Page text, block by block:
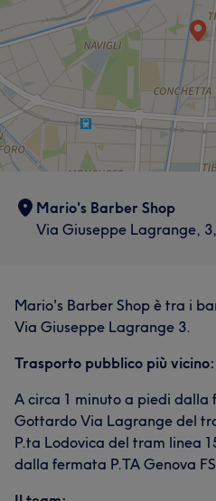
9 Qualificato/a
Mario's Barber Shop
Via Giuseppe Lagrange,
Mario's Barber Shop è tra i
Via Giuseppe Lagrange 3.
Trasporto pubblico più vicino:
A circa 1 minuto a piedi dalla
Gottardo Via Lagrange del
P.ta Lodovica del tram linea
dalla fermata P.TA Genova